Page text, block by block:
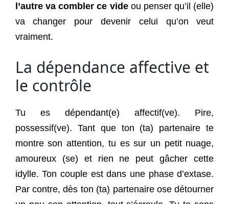
l’autre va combler ce videou penser qu’il (elle)
va changer pour devenir celui qu’on veut
vraiment.
La dépendance affective et
le contrôle
Tu es dépendant(e) affectif(ve). Pire,
possessif(ve). Tant que ton (ta) partenaire te
montre son attention, tu es sur un petit nuage,
amoureux (se) et rien ne peut gâcher cette
idylle. Ton couple est dans une phase d’extase.
Par contre, dès ton (ta) partenaire ose détourner